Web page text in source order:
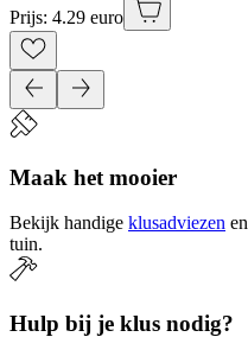
Prijs: 4.29 euro
Maak het mooier
Bekijk handige klusadviezen en
tuin.
Hulp bij je klus nodig?